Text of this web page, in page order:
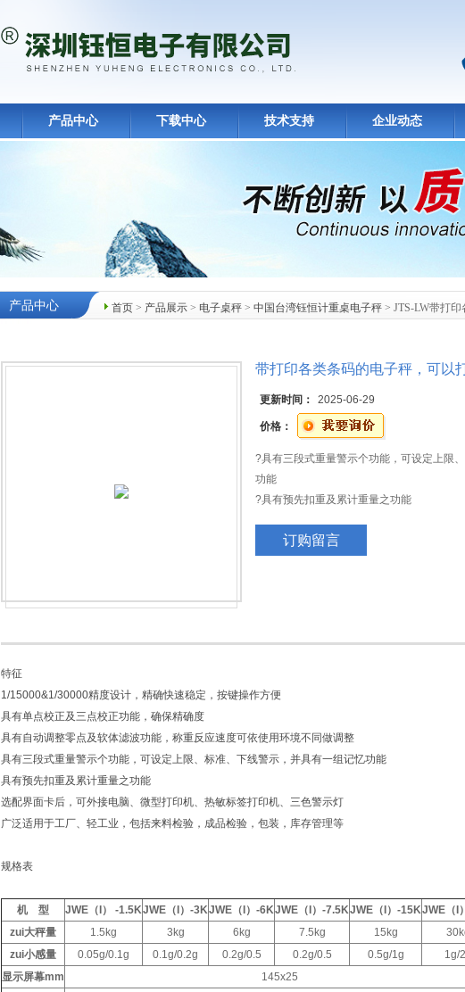
产品中心 下载中心 技术支持 企业动态
首页 > 产品展示 > 电子桌秤 > 中国台湾钰恒计重桌电子秤 > JTS-LW带打印
产品中心
带打印各类条码的电子秤，可以
更新时间： 2025-06-29
价格：
?具有三段式重量警示个功能，可设定上限
功能
?具有预先扣重及累计重量之功能
订购留言
特征
1/15000&1/30000精度设计，精确快速稳定，按键操作方便
具有单点校正及三点校正功能，确保精确度
具有自动调整零点及软体滤波功能，称重反应速度可依使用环境不同做调整
具有三段式重量警示个功能，可设定上限、标准、下线警示，并具有一组记忆功能
具有预先扣重及累计重量之功能
选配界面卡后，可外接电脑、微型打印机、热敏标签打印机、三色警示灯
广泛适用于工厂、轻工业，包括来料检验，成品检验，包装，库存管理等
规格表
机 型 JWE（I） -1.5KJWE（I）-3KJWE（I）-6KJWE（I）-7.5KJWE（I）-15KJWE（I
zui大秤量
1.5kg 3kg 6kg 7.5kg 15kg
zui小感量
0.05g/0.1g 0.1g/0.2g 0.2g/0.5 0.2g/0.5 0.5g/1g
1g/
显示屏幕mm
145x25